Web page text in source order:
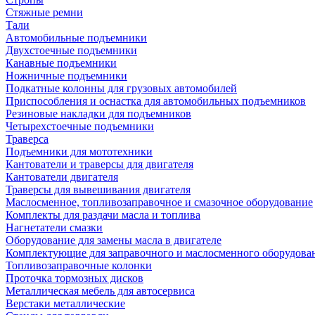
Стяжные ремни
Тали
Автомобильные подъемники
Двухстоечные подъемники
Канавные подъемники
Ножничные подъемники
Подкатные колонны для грузовых автомобилей
Приспособления и оснастка для автомобильных подъемников
Резиновые накладки для подъемников
Четырехстоечные подъемники
Траверса
Подъемники для мототехники
Кантователи и траверсы для двигателя
Кантователи двигателя
Траверсы для вывешивания двигателя
Маслосменное, топливозаправочное и смазочное оборудование
Комплекты для раздачи масла и топлива
Нагнетатели смазки
Оборудование для замены масла в двигателе
Комплектующие для заправочного и маслосменного
Топливозаправочные колонки
Проточка тормозных дисков
Металлическая мебель для автосервиса
Верстаки металлические